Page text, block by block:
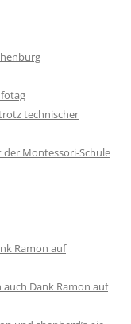
technischer
der Montessori-Schule
Ramon auf
Dank Ramon auf